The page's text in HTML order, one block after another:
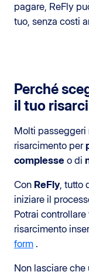
pagare, ReFly
tuo, senza costi
Perché
il tuo
Molti passeggeri
risarcimento per
complesse o di
Con ReFly, tutto
iniziare il
Potrai
risarcimento
form .
Non lasciare